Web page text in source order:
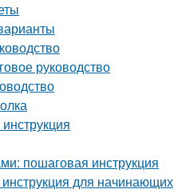
руководство
пошаговая инструкция
для начинающих